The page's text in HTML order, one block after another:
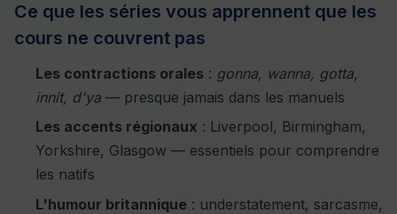
Ce que les séries vous apprennent que les
cours ne couvrent pas
Les contractions orales : gonna, wanna, gotta,
innit, d'ya — presque jamais dans les manuels
Les accents régionaux : Liverpool, Birmingham,
Yorkshire, Glasgow — essentiels pour comprendre
les natifs
L'humour britannique : understatement, sarcasme,